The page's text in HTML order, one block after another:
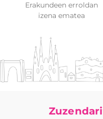
Erakundeen erroldan
izena ematea